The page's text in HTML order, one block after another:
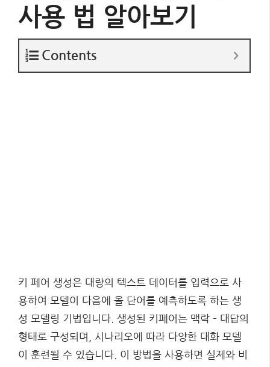
사용 법 알아보기
Contents
키 페어 생성은 대량의 텍스트 데이터를 입력으로 사
용하여 모델이 다음에 올 단어를 예측하도록 하는 생
성 모델링 기법입니다. 생성된 키페어는 맥락 – 대답의
형태로 구성되며, 시나리오에 따라 다양한 대화 모델
이 훈련될 수 있습니다. 이 방법을 사용하면 실제와 비